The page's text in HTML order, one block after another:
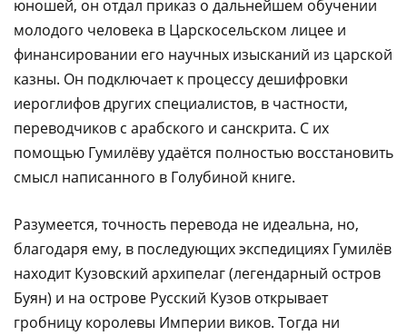
юношей, он отдал приказ о дальнейшем обучении
молодого человека в Царскосельском лицее и
финансировании его научных изысканий из царской
казны. Он подключает к процессу дешифровки
иероглифов других специалистов, в частности,
переводчиков с арабского и санскрита. С их
помощью Гумилёву удаётся полностью восстановить
смысл написанного в Голубиной книге.
Разумеется, точность перевода не идеальна, но,
благодаря ему, в последующих экспедициях Гумилёв
находит Кузовский архипелаг (легендарный остров
Буян) и на острове Русский Кузов открывает
гробницу королевы Империи виков. Тогда ни